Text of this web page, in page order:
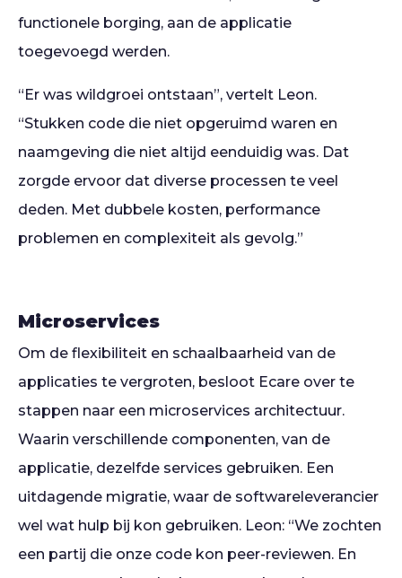
functionele borging, aan de applicatie
toegevoegd werden.
“Er was wildgroei ontstaan”, vertelt Leon.
“Stukken code die niet opgeruimd waren en
naamgeving die niet altijd eenduidig was. Dat
zorgde ervoor dat diverse processen te veel
deden. Met dubbele kosten, performance
problemen en complexiteit als gevolg.”
Microservices
Om de flexibiliteit en schaalbaarheid van de
applicaties te vergroten, besloot Ecare over te
stappen naar een microservices architectuur.
Waarin verschillende componenten, van de
applicatie, dezelfde services gebruiken. Een
uitdagende migratie, waar de softwareleverancier
wel wat hulp bij kon gebruiken. Leon: “We zochten
een partij die onze code kon peer-reviewen. En